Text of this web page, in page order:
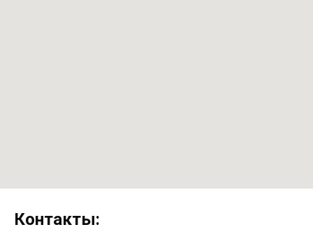
Контакты: